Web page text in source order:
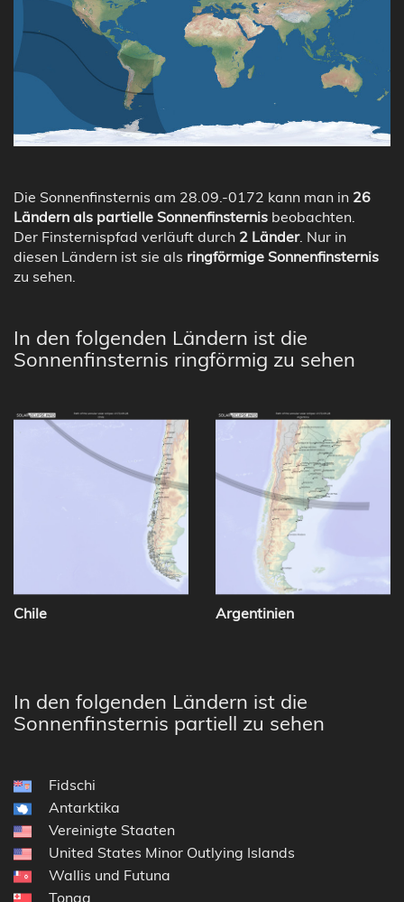
Die Sonnenfinsternis am 28.09.-0172 kann man in 26
Ländern als partielle Sonnenfinsternis beobachten.
Der Finsternispfad verläuft durch 2 Länder. Nur in
diesen Ländern ist sie als ringförmige Sonnenfinsternis
zu sehen.
In den folgenden Ländern ist die
Sonnenfinsternis ringförmig zu sehen
Chile Argentinien
In den folgenden Ländern ist die
Sonnenfinsternis partiell zu sehen
Fidschi
Antarktika
Vereinigte Staaten
United States Minor Outlying Islands
Wallis und Futuna
Tonga